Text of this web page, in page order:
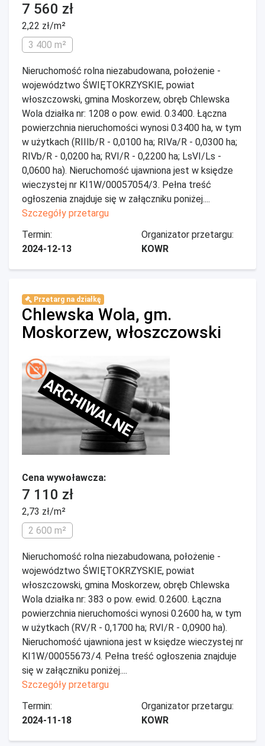
7 560 zł
2,22 zł/m²
3 400 m²
Nieruchomość rolna niezabudowana, położenie -
województwo ŚWIĘTOKRZYSKIE, powiat
włoszczowski, gmina Moskorzew, obręb Chlewska
Wola działka nr: 1208 o pow. ewid. 0.3400. Łączna
powierzchnia nieruchomości wynosi 0.3400 ha, w tym
w użytkach (RIIIb/R - 0,0100 ha; RIVa/R - 0,0300 ha;
RIVb/R - 0,0200 ha; RVI/R - 0,2200 ha; LsVI/Ls -
0,0600 ha). Nieruchomość ujawniona jest w księdze
wieczystej nr KI1W/00057054/3. Pełna treść
ogłoszenia znajduje się w załączniku poniżej....
Szczegóły przetargu
Termin:
2024-12-13
Organizator przetargu:
KOWR
Przetarg na działkę
Chlewska Wola, gm.
Moskorzew, włoszczowski
ARCHIWALNE
Cena wywoławcza:
7 110 zł
2,73 zł/m²
2 600 m²
Nieruchomość rolna niezabudowana, położenie -
województwo ŚWIĘTOKRZYSKIE, powiat
włoszczowski, gmina Moskorzew, obręb Chlewska
Wola działka nr: 383 o pow. ewid. 0.2600. Łączna
powierzchnia nieruchomości wynosi 0.2600 ha, w tym
w użytkach (RV/R - 0,1700 ha; RVI/R - 0,0900 ha).
Nieruchomość ujawniona jest w księdze wieczystej nr
KI1W/00055673/4. Pełna treść ogłoszenia znajduje
się w załączniku poniżej....
Szczegóły przetargu
Termin:
2024-11-18
Organizator przetargu:
KOWR